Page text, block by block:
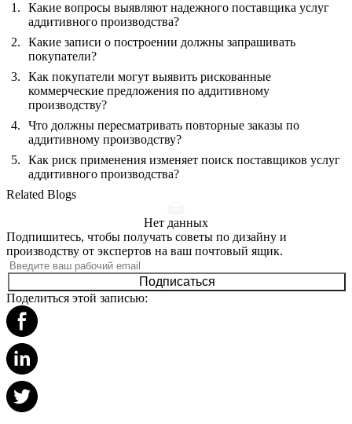
Какие вопросы выявляют надежного поставщика услуг
аддитивного производства?
Какие записи о построении должны запрашивать
покупатели?
Как покупатели могут выявить рискованные
коммерческие предложения по аддитивному
производству?
Что должны пересматривать повторные заказы по
аддитивному производству?
Как риск применения изменяет поиск поставщиков услуг
аддитивного производства?
Related Blogs
Нет данных
Подпишитесь, чтобы получать советы по дизайну и
производству от экспертов на ваш почтовый ящик.
Подписаться
Поделиться этой записью: